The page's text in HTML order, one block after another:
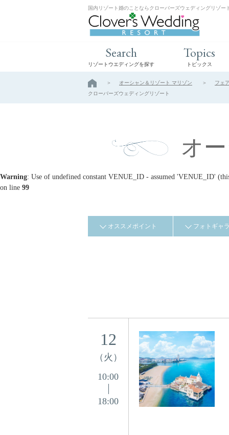
国内リゾート婚のことならクローバーズウェディングリゾー
Search
リゾートウエディングを探す
Topics
トピックス
オーシャン＆リゾート マリゾン
フェ
クローバーズウェディングリゾート
オ
Warning: Use of undefined constant VENUE_ID - assumed 'VENUE_ID'
on line 99
オススメポイント フォトギャ
12
（火）
10:00
18:00